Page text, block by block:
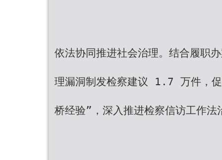
依法协同推进社会治理。结合履职
理漏洞制发检察建议 1.7 万件，
桥经验”，深入推进检察信访工作